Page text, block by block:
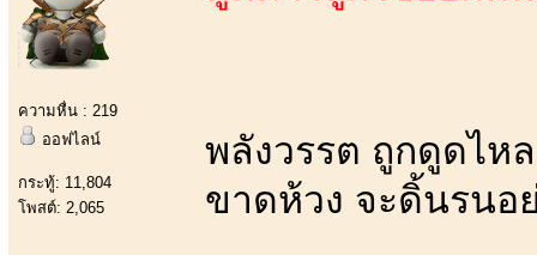
ความหื่น : 219
ออฟไลน์
กระทู้: 11,804
โพสต์: 2,065
พลังวรรต ถูกดูดไห
ขาดห้วง จะดิ้นรนอ